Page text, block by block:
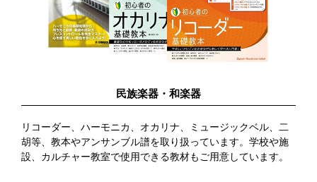
民族楽器・和楽器
リコーダー、ハーモニカ、オカリナ、ミュージックベル、二
胡等、教本やアンサンブル譜を取り扱っています。学校や施
設、カルチャー教室で使用できる教材もご用意しています。